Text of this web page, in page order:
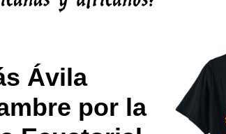
Ávila
por la